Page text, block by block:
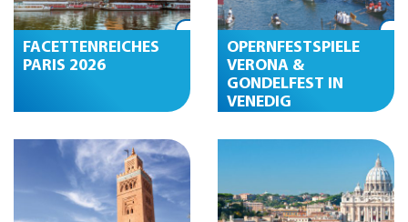
FACETTENREICHES
PARIS 2026
OPERNFESTSPIELE
VERONA &
GONDELFEST IN
VENEDIG